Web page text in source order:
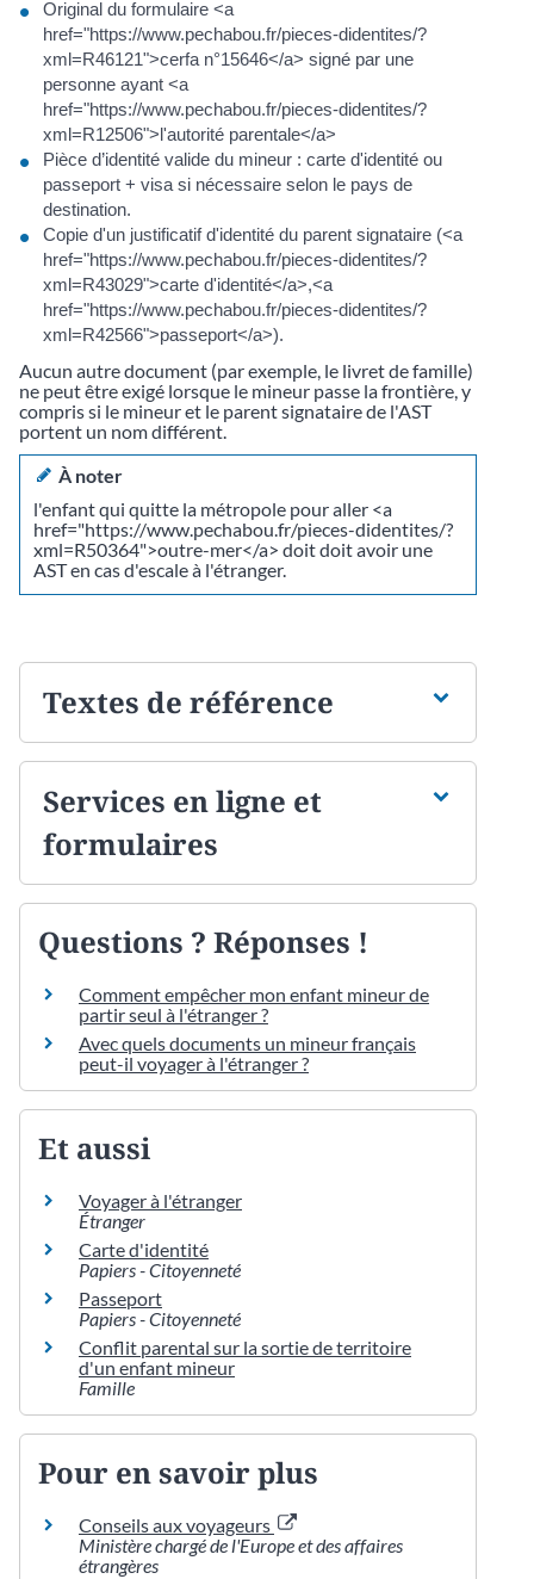
Original du formulaire <a
href="https://www.pechabou.fr/pieces-didentites/?
xml=R46121">cerfa n°15646</a> signé par une
personne ayant <a
href="https://www.pechabou.fr/pieces-didentites/?
xml=R12506">l'autorité parentale</a>
Pièce d’identité valide du mineur : carte d'identité ou
passeport + visa si nécessaire selon le pays de
destination.
Copie d'un justificatif d'identité du parent signataire (<a
href="https://www.pechabou.fr/pieces-didentites/?
xml=R43029">carte d'identité</a>,<a
href="https://www.pechabou.fr/pieces-didentites/?
xml=R42566">passeport</a>).
Aucun autre document (par exemple, le livret de famille)
ne peut être exigé lorsque le mineur passe la frontière, y
compris si le mineur et le parent signataire de l'AST
portent un nom différent.
À noter
l'enfant qui quitte la métropole pour aller <a
href="https://www.pechabou.fr/pieces-didentites/?
xml=R50364">outre-mer</a> doit doit avoir une
AST en cas d'escale à l'étranger.
Textes de référence
Services en ligne et
formulaires
Questions ? Réponses !
Comment empêcher mon enfant mineur de
partir seul à l'étranger ?
Avec quels documents un mineur français
peut-il voyager à l'étranger ?
Et aussi
Voyager à l'étranger
Étranger
Carte d'identité
Papiers - Citoyenneté
Passeport
Papiers - Citoyenneté
Conflit parental sur la sortie de territoire
d'un enfant mineur
Famille
Pour en savoir plus
Conseils aux voyageurs
Ministère chargé de l'Europe et des affaires
étrangères